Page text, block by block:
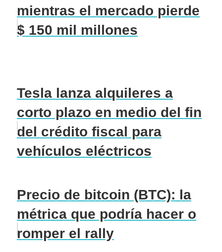
mientras el mercado pierde
$ 150 mil millones
Tesla lanza alquileres a
corto plazo en medio del fin
del crédito fiscal para
vehículos eléctricos
Precio de bitcoin (BTC): la
métrica que podría hacer o
romper el rally